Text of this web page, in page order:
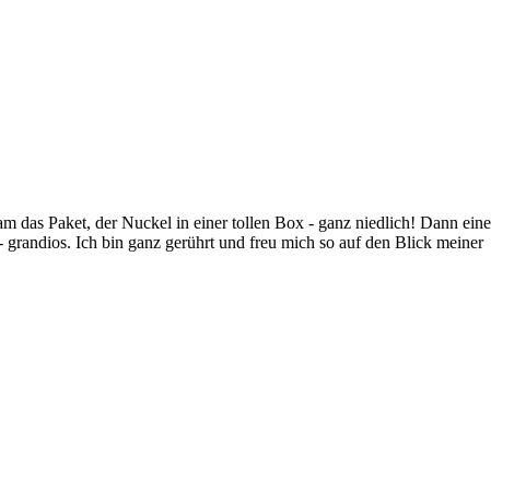
das Paket, der Nuckel in einer tollen Box - ganz niedlich! Dann eine
Ich bin ganz gerührt und freu mich so auf den Blick meiner